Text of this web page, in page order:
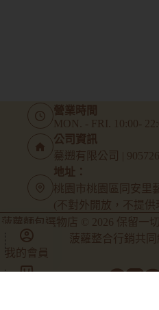
營業時間
MON. - FRI. 10:00-
公司資訊
驀遡有限公司 |
地址：
桃園市桃園區同安里
(不對外開放，不提供
菠蘿麵包選物店 © 2026 保留一
菠蘿整合行銷 共
我的會員